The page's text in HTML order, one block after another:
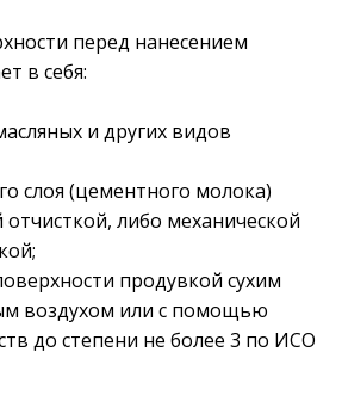
перед нанесением
в себя:
и других видов
слоя (цементного молока)
либо механической
продувкой сухим
воздухом или с помощью
до степени не более 3 по ИСО